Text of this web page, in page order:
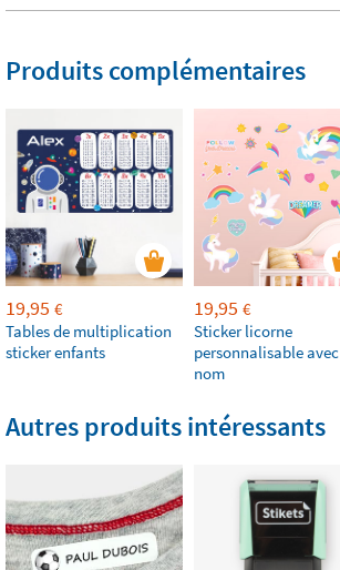
Produits complémentaires
19,95 €
Tables de multiplication
sticker enfants
19,95 €
Sticker licorne
personnalisable avec
nom
Autres produits intéressants